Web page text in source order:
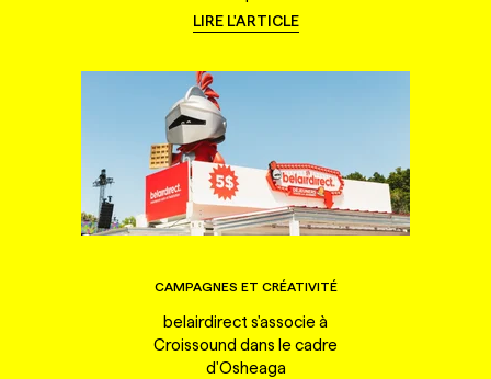
LIRE L'ARTICLE
CAMPAGNES ET CRÉATIVITÉ
belairdirect s'associe à
Croissound dans le cadre
d'Osheaga